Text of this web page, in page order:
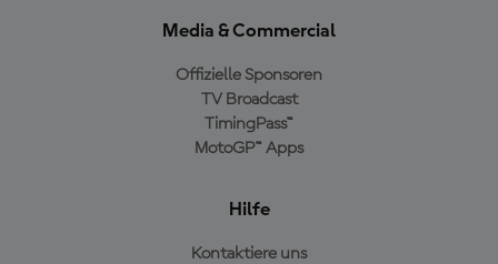
Media & Commercial
Offizielle Sponsoren
TV Broadcast
TimingPass™
MotoGP™ Apps
Hilfe
Kontaktiere uns